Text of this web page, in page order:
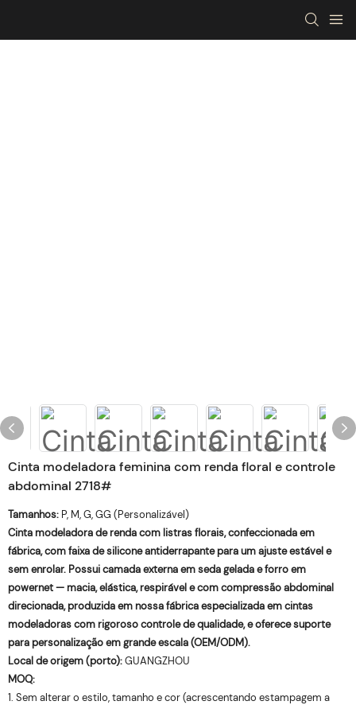
Cinta modeladora feminina com renda floral e controle
abdominal 2718#
Tamanhos: P, M, G, GG (Personalizável)
Cinta modeladora de renda com listras florais, confeccionada em
fábrica, com faixa de silicone antiderrapante para um ajuste estável e
sem enrolar. Possui camada externa em seda gelada e forro em
powernet — macia, elástica, respirável e com compressão abdominal
direcionada, produzida em nossa fábrica especializada em cintas
modeladoras com rigoroso controle de qualidade, e oferece suporte
para personalização em grande escala (OEM/ODM).
Local de origem (porto):GUANGZHOU
MOQ:
1. Sem alterar o estilo, tamanho e cor (acrescentando estampagem a